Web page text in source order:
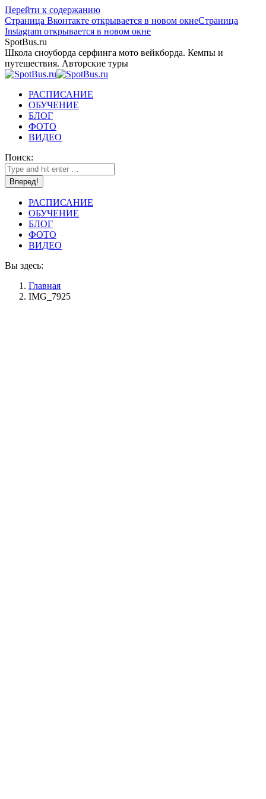
Перейти к содержанию
Страница Вконтакте открывается в новом окнеСтраница
Instagram открывается в новом окне
SpotBus.ru
Школа сноуборда серфинга мото вейкборда. Кемпы и
путешествия. Авторские туры
РАСПИСАНИЕ
ОБУЧЕНИЕ
БЛОГ
ФОТО
ВИДЕО
Поиск:
РАСПИСАНИЕ
ОБУЧЕНИЕ
БЛОГ
ФОТО
ВИДЕО
Вы здесь:
Главная
IMG_7925